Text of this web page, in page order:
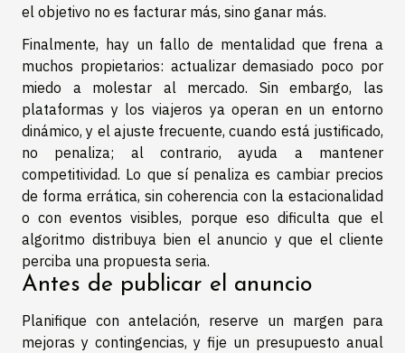
el objetivo no es facturar más, sino ganar más.
Finalmente, hay un fallo de mentalidad que frena a
muchos propietarios: actualizar demasiado poco por
miedo a molestar al mercado. Sin embargo, las
plataformas y los viajeros ya operan en un entorno
dinámico, y el ajuste frecuente, cuando está justificado,
no penaliza; al contrario, ayuda a mantener
competitividad. Lo que sí penaliza es cambiar precios
de forma errática, sin coherencia con la estacionalidad
o con eventos visibles, porque eso dificulta que el
algoritmo distribuya bien el anuncio y que el cliente
perciba una propuesta seria.
Antes de publicar el anuncio
Planifique con antelación, reserve un margen para
mejoras y contingencias, y fije un presupuesto anual